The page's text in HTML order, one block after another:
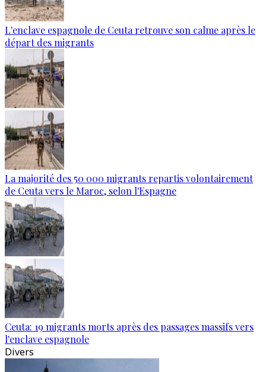
L'enclave espagnole de Ceuta retrouve son calme après le
départ des migrants
La majorité des 50 000 migrants repartis volontairement
de Ceuta vers le Maroc, selon l'Espagne
Ceuta: 19 migrants morts après des passages massifs vers
l'enclave espagnole
Divers